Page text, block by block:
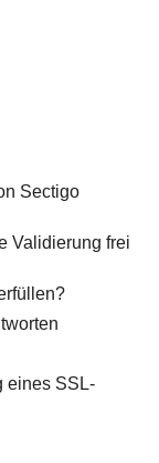
Sectigo
Validierung frei
eines SSL-